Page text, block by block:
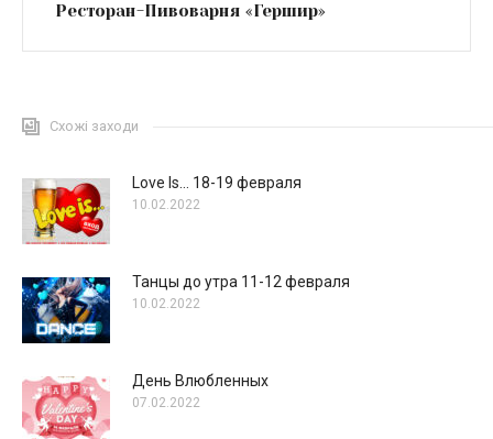
Ресторан-Пивоварня «Гершир»
Схожі заходи
Love Is… 18-19 февраля
10.02.2022
Танцы до утра 11-12 февраля
10.02.2022
День Влюбленных
07.02.2022